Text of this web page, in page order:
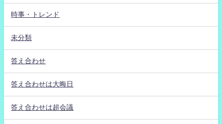
時事・トレンド
未分類
答え合わせ
答え合わせは大晦日
答え合わせは超会議